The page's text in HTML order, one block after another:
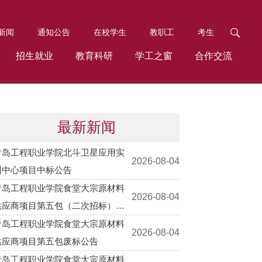
闻 通知公告 在校学生 教职工 考生
招生就业 教育科研 学工之窗 合作交流
最新新闻